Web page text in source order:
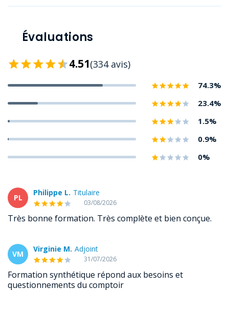
Rendez-vous avec l'experte
Évaluations
4.51(334 avis)
74.3%
23.4%
1.5%
0.9%
0%
PL
Philippe L. Titulaire
03/08/2026
Très bonne formation. Très complète et bien conçue.
VM
Virginie M. Adjoint
31/07/2026
Formation synthétique répond aux besoins et
questionnements du comptoir